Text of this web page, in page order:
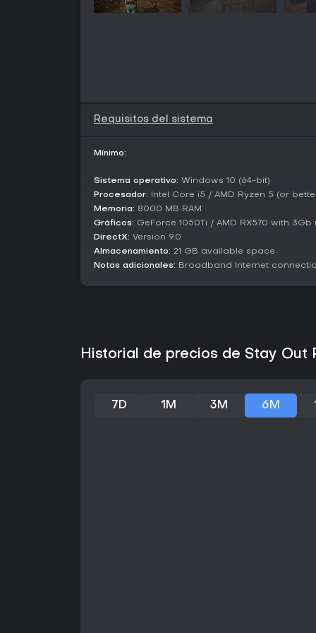
Requisitos del sistema
Mínimo:
Sistema operativo: Windows 10 (64-bit)
Procesador: Intel Core i5 / AMD Ryzen 5 (or
Memoria: 8000 MB RAM
Gráficos: GeForce 1050Ti / AMD RX570 with
DirectX: Version 9.0
Almacenamiento: 21 GB available space
Notas adicionales: Broadband Internet
Historial de precios de Stay Out
7D 1M 3M 6M